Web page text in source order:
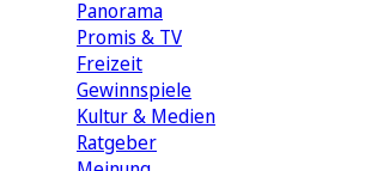
Panorama
Promis & TV
Freizeit
Gewinnspiele
Kultur & Medien
Ratgeber